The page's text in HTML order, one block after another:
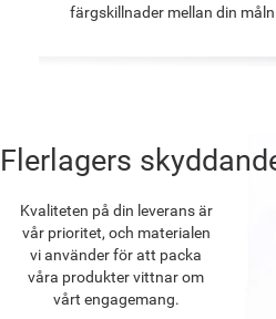
färgskillnader mellan din
Flerlagers
Kvaliteten på din leverans är
vår prioritet, och materialen
vi använder för att packa
våra produkter vittnar om
vårt engagemang.